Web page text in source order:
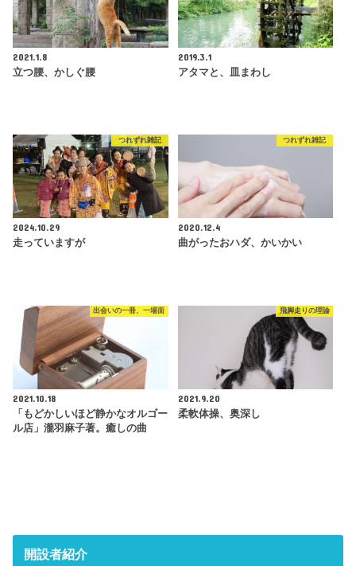
2021.1.8
立つ腰、かしぐ腰
2019.3.1
アタマと、皿まわし
つれずれ雑記
2024.10.29
走っていますが
つれずれ雑記
2020.12.4
曲がったおハダ、かいかい
出会いの一冊、一場面
2021.10.18
「もどかしいほど静かなオルゴー
ル店」瀧羽麻子著。癒しの曲
飛脚走りの理論
2021.9.20
柔軟体操、奥深し
開設者紹介